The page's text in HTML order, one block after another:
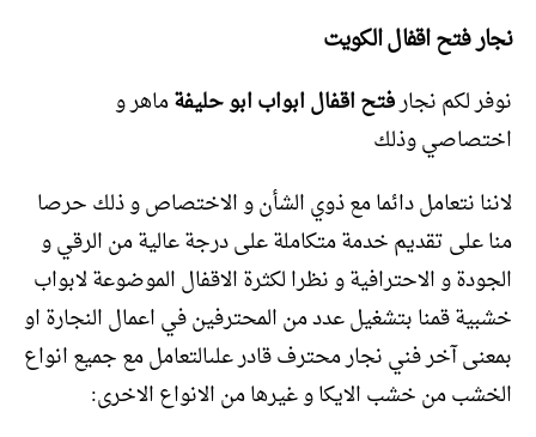
نجار فتح اقفال الكويت
نوفر لكم نجارفتح اقفال ابواب ابو حليفةماهر و
اختصاصي وذلك
لاننا نتعامل دائما مع ذوي الشأن و الاختصاص و ذلك حرصا
منا على تقديم خدمة متكاملة على درجة عالية من الرقي و
الجودة و الاحترافية و نظرا لكثرة الاقفال الموضوعة لابواب
خشبية قمنا بتشغيل عدد من المحترفين في اعمال النجارة او
بمعنى آخر فني نجار محترف قادر علىالتعامل مع جميع انواع
الخشب من خشب الايكا و غيرها من الانواع الاخرى: